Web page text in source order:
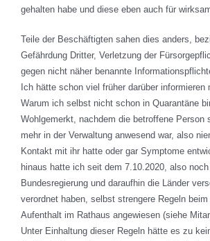
gehalten habe und diese eben auch für
Teile der Beschäftigten sahen dies anders,
Gefährdung Dritter, Verletzung der
gegen nicht näher benannte
Ich hätte schon viel früher darüber
Warum ich selbst nicht schon in Quarantäne
Wohlgemerkt, nachdem die betroffene Person
mehr in der Verwaltung anwesend war, also
Kontakt mit ihr hatte oder gar Symptome
hinaus hatte ich seit dem 7.10.2020, also
Bundesregierung und daraufhin die Länder
verordnet haben, selbst strengere Regeln beim
Aufenthalt im Rathaus angewiesen (siehe
Unter Einhaltung dieser Regeln hätte es zu